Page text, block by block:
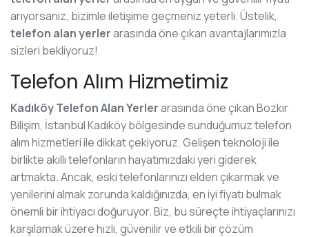
arıyorsanız, bizimle iletişime geçmeniz yeterli. Üstelik,
telefon alan yerlerarasında öne çıkan avantajlarımızla
sizleri bekliyoruz!
Telefon Alım Hizmetimiz
Kadıköy Telefon Alan Yerlerarasında öne çıkan Bozkır
Bilişim, İstanbul Kadıköy bölgesinde sunduğumuz telefon
alım hizmetleri ile dikkat çekiyoruz. Gelişen teknoloji ile
birlikte akıllı telefonların hayatımızdaki yeri giderek
artmakta. Ancak, eski telefonlarınızı elden çıkarmak ve
yenilerini almak zorunda kaldığınızda, en iyi fiyatı bulmak
önemli bir ihtiyacı doğuruyor. Biz, bu süreçte ihtiyaçlarınızı
karşılamak üzere hızlı, güvenilir ve etkili bir çözüm